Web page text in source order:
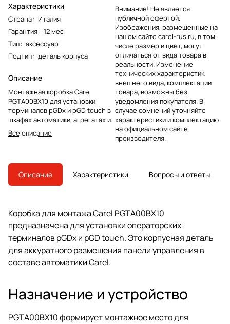
Характеристики
Страна: Италия
Гарантия: 12 мес
Тип: аксессуар
Подтип: деталь корпуса
Описание
Монтажная коробка Carel
PGTA00BX10 для установки
терминалов pGDx и pGD touch в
шкафах автоматики, агрегатах и
панелях управления.
Все описание
Внимание! Не является
публичной офертой.
Изображения, размещенные на
нашем сайте carel-rus.ru, в том
числе размер и цвет, могут
отличаться от вида товара в
реальности. Изменение
технических характеристик,
внешнего вида, комплектации
товара, возможны без
уведомления покупателя. В
случае сомнений уточняйте
характеристики и комплектацию
на официальном сайте
производителя.
Описание Характеристики Вопросы и ответы
Коробка для монтажа Carel PGTA00BX10
предназначена для установки операторских
терминалов pGDx и pGD touch. Это корпусная деталь
для аккуратного размещения панели управления в
составе автоматики Carel.
Назначение и устройство
PGTA00BX10 формирует монтажное место для